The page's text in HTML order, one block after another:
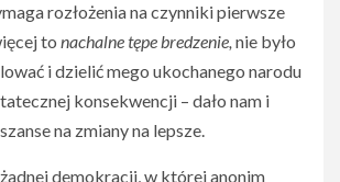
rozłożenia na czynniki pierwsze
to nachalne tępe bredzenie, nie było
i dzielić mego ukochanego narodu
konsekwencji – dało nam i
na zmiany na lepsze.
demokracji, w której anonim